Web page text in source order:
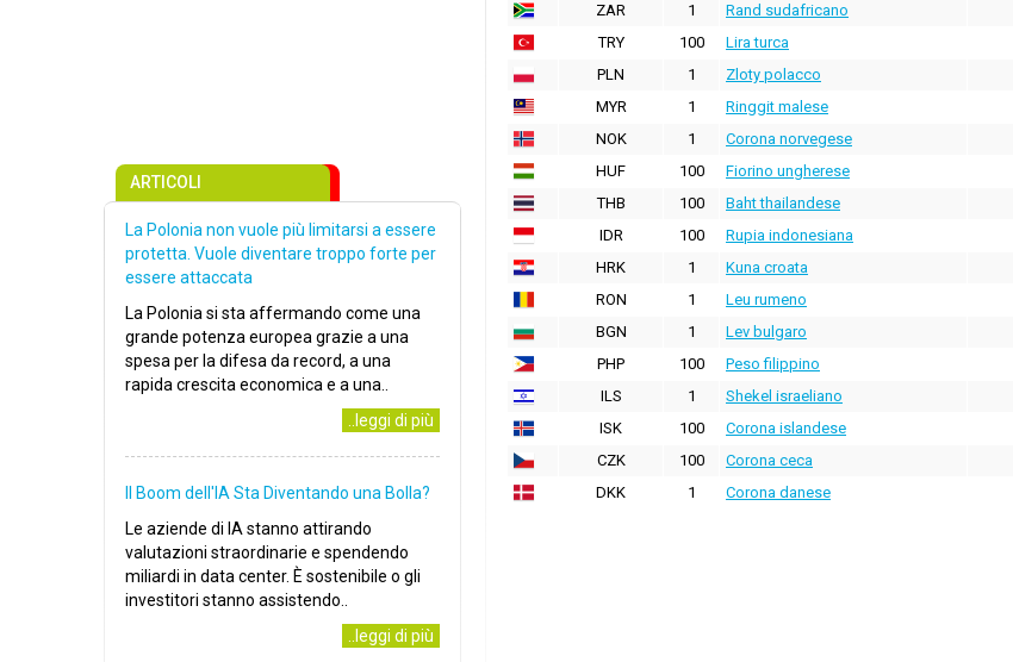
ZAR
1 Rand sudafricano
TRY
100 Lira turca
PLN
1 Zloty polacco
MYR
1 Ringgit malese
NOK
1 Corona norvegese
HUF
100 Fiorino ungherese
THB
100 Baht thailandese
IDR
100 Rupia indonesiana
HRK
1 Kuna croata
RON
1 Leu rumeno
BGN
1 Lev bulgaro
PHP
100 Peso filippino
ILS
1 Shekel israeliano
ISK
100 Corona islandese
CZK
100 Corona ceca
DKK
1 Corona danese
ARTICOLI
La Polonia non vuole più limitarsi a essere
protetta. Vuole diventare troppo forte per
essere attaccata
La Polonia si sta affermando come una
grande potenza europea grazie a una
spesa per la difesa da record, a una
rapida crescita economica e a una..
..leggi di più
Il Boom dell'IA Sta Diventando una Bolla?
Le aziende di IA stanno attirando
valutazioni straordinarie e spendendo
miliardi in data center. È sostenibile o gli
investitori stanno assistendo..
..leggi di più